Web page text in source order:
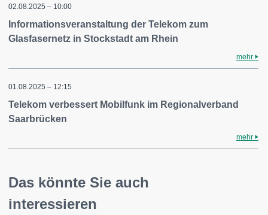
02.08.2025 – 10:00
Informationsveranstaltung der Telekom zum
Glasfasernetz in Stockstadt am Rhein
mehr
01.08.2025 – 12:15
Telekom verbessert Mobilfunk im Regionalverband
Saarbrücken
mehr
Das könnte Sie auch
interessieren